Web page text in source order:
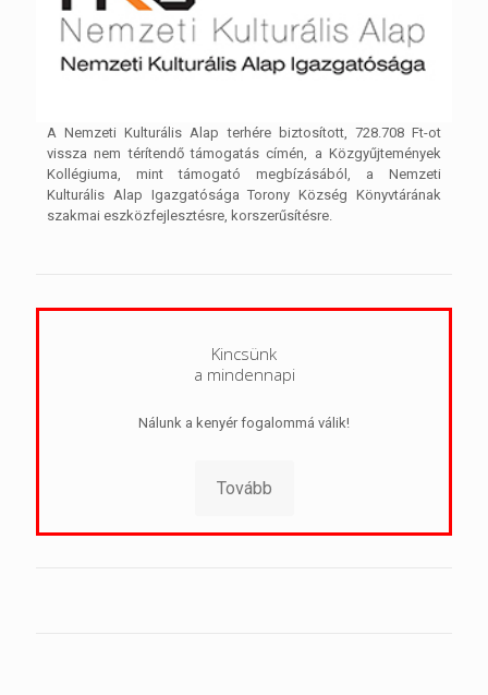
A Nemzeti Kulturális Alap terhére biztosított, 728.708 Ft-ot
vissza nem térítendő támogatás címén, a Közgyűjtemények
Kollégiuma, mint támogató megbízásából, a Nemzeti
Kulturális Alap Igazgatósága Torony Község Könyvtárának
szakmai eszközfejlesztésre, korszerűsítésre.
Kincsünk
a mindennapi
Nálunk a kenyér fogalommá válik!
Tovább